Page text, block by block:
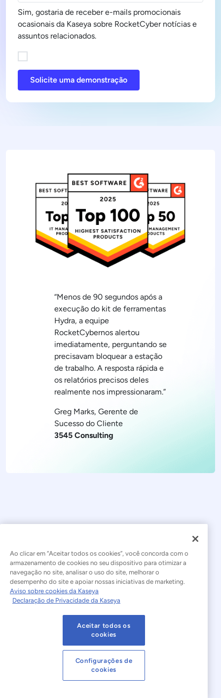
Sim, gostaria de receber e-mails promocionais
ocasionais da Kaseya sobre RocketCyber notícias e
assuntos relacionados.
Solicite uma demonstração
“Menos de 90 segundos após a
execução do kit de ferramentas
Hydra, a equipe
RocketCybernos alertou
imediatamente, perguntando se
precisavam bloquear a estação
de trabalho. A resposta rápida e
os relatórios precisos deles
realmente nos impressionaram.”
Greg Marks, Gerente de
Sucesso do Cliente
3545 Consulting
© 2026 Kaseya. Todos os direitos reservados.
Português Brasileiro
Declaração sobre a Escravidão Moderna
Termos de Uso do Site Declaração de Privacidade
Mapa do site Cookies Settings
Aviso sobre cookies
Ao clicar em “Aceitar todos os cookies”, você concorda com o
armazenamento de cookies no seu dispositivo para otimizar a
navegação no site, analisar o uso do site, melhorar o
desempenho do site e apoiar nossas iniciativas de marketing.
Aviso sobre cookies da Kaseya
Declaração de Privacidade da Kaseya
Aceitar todos os
cookies
Configurações de
cookies